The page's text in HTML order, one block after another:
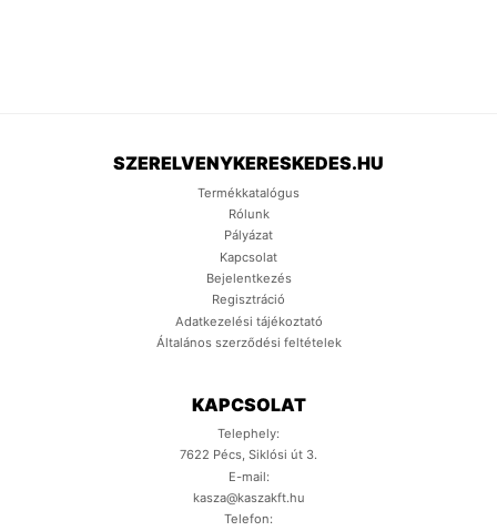
SZERELVENYKERESKEDES.HU
Termékkatalógus
Rólunk
Pályázat
Kapcsolat
Bejelentkezés
Regisztráció
Adatkezelési tájékoztató
Általános szerződési feltételek
KAPCSOLAT
Telephely:
7622 Pécs, Siklósi út 3.
E-mail:
kasza@kaszakft.hu
Telefon: